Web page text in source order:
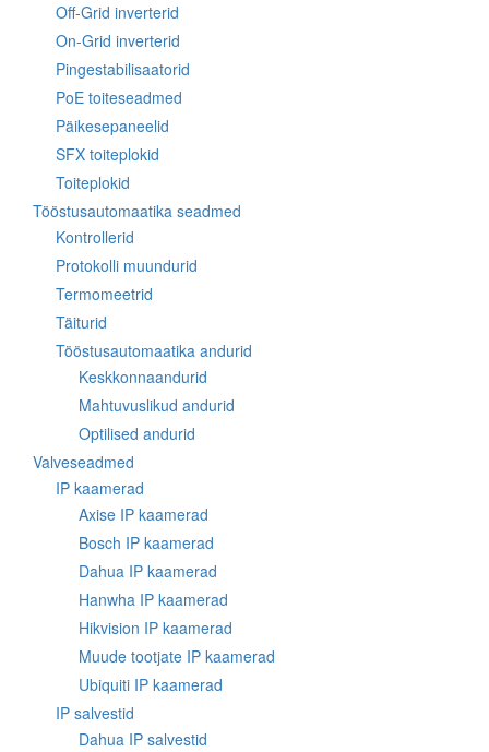
Off-Grid inverterid
On-Grid inverterid
Pingestabilisaatorid
PoE toiteseadmed
Päikesepaneelid
SFX toiteplokid
Toiteplokid
Tööstusautomaatika seadmed
Kontrollerid
Protokolli muundurid
Termomeetrid
Täiturid
Tööstusautomaatika andurid
Keskkonnaandurid
Mahtuvuslikud andurid
Optilised andurid
Valveseadmed
IP kaamerad
Axise IP kaamerad
Bosch IP kaamerad
Dahua IP kaamerad
Hanwha IP kaamerad
Hikvision IP kaamerad
Muude tootjate IP kaamerad
Ubiquiti IP kaamerad
IP salvestid
Dahua IP salvestid